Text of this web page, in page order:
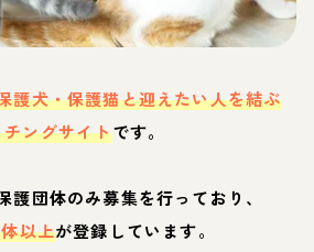
護犬・保護猫と迎えたい人を結ぶ
チングサイトです。
護団体のみ募集を行っており、
以上が登録しています。